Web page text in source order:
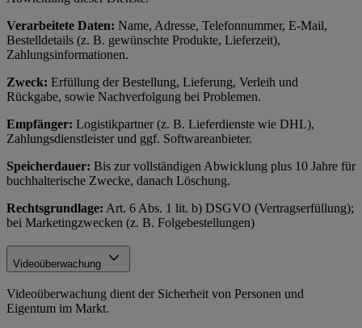
Verarbeitete Daten: Name, Adresse, Telefonnummer, E-Mail,
Bestelldetails (z. B. gewünschte Produkte, Lieferzeit),
Zahlungsinformationen.
Zweck: Erfüllung der Bestellung, Lieferung, Verleih und
Rückgabe, sowie Nachverfolgung bei Problemen.
Empfänger: Logistikpartner (z. B. Lieferdienste wie DHL),
Zahlungsdienstleister und ggf. Softwareanbieter.
Speicherdauer: Bis zur vollständigen Abwicklung plus 10 Jahre für
buchhalterische Zwecke, danach Löschung.
Rechtsgrundlage: Art. 6 Abs. 1 lit. b) DSGVO (Vertragserfüllung);
bei Marketingzwecken (z. B. Folgebestellungen)
Videoüberwachung
Videoüberwachung dient der Sicherheit von Personen und
Eigentum im Markt.